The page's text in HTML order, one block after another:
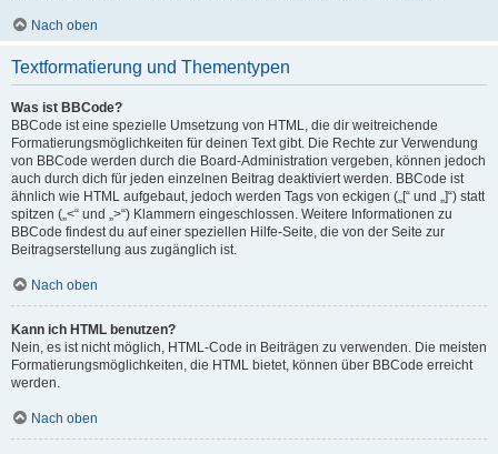
Nach oben
Textformatierung und Thementypen
Was ist BBCode?
BBCode ist eine spezielle Umsetzung von HTML, die dir weitreichende
Formatierungsmöglichkeiten für deinen Text gibt. Die Rechte zur Verwendung
von BBCode werden durch die Board-Administration vergeben, können jedoch
auch durch dich für jeden einzelnen Beitrag deaktiviert werden. BBCode ist
ähnlich wie HTML aufgebaut, jedoch werden Tags von eckigen („[“ und „]“) statt
spitzen („<“ und „>“) Klammern eingeschlossen. Weitere Informationen zu
BBCode findest du auf einer speziellen Hilfe-Seite, die von der Seite zur
Beitragserstellung aus zugänglich ist.
Nach oben
Kann ich HTML benutzen?
Nein, es ist nicht möglich, HTML-Code in Beiträgen zu verwenden. Die meisten
Formatierungsmöglichkeiten, die HTML bietet, können über BBCode erreicht
werden.
Nach oben